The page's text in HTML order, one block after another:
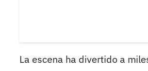
La escena ha divertido a